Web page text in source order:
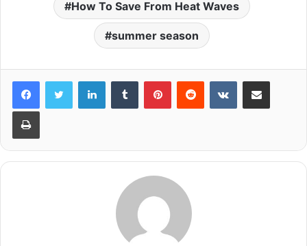
How To Save From Heat Waves
summer season